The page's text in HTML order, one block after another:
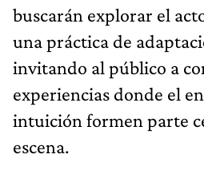
buscarán explorar el
una práctica de
invitando al público a
experiencias donde el
intuición formen parte
escena.